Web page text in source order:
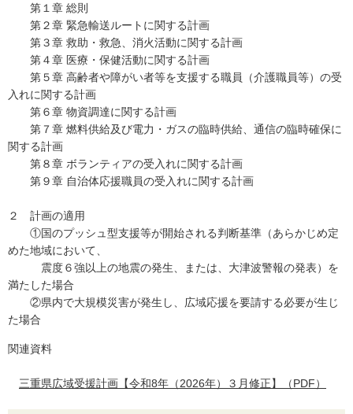
第１章 総則
第２章 緊急輸送ルートに関する計画
第３章 救助・救急、消火活動に関する計画
第４章 医療・保健活動に関する計画
第５章 高齢者や障がい者等を支援する職員（介護職員等）の受
入れに関する計画
第６章 物資調達に関する計画
第７章 燃料供給及び電力・ガスの臨時供給、通信の臨時確保に
関する計画
第８章 ボランティアの受入れに関する計画
第９章 自治体応援職員の受入れに関する計画
２ 計画の適用
①国のプッシュ型支援等が開始される判断基準（あらかじめ定
めた地域において、
震度６強以上の地震の発生、または、大津波警報の発表）を
満たした場合
②県内で大規模災害が発生し、広域応援を要請する必要が生じ
た場合
関連資料
三重県広域受援計画【令和8年（2026年）３月修正】（PDF）